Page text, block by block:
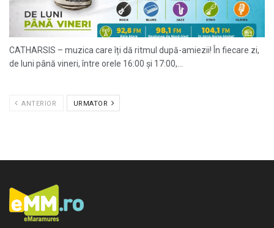
CATHARSIS – muzica care îți dă ritmul după-amiezii! În fiecare zi,
de luni până vineri, între orele 16:00 și 17:00,...
ANTERIOR URMATOR